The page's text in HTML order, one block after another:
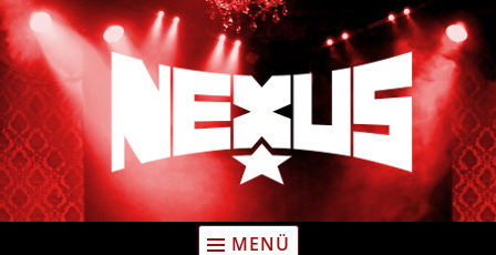
Zum
Inhalt
springen
MENÜ